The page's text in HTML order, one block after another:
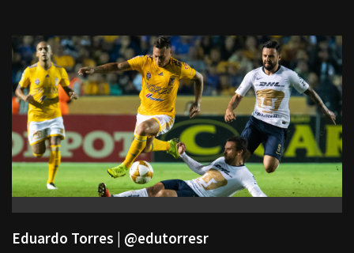
Eduardo Torres | @edutorresr